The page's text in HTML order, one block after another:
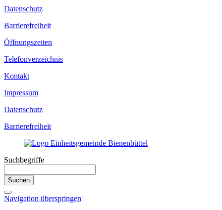
Datenschutz
Barrierefreiheit
Öffnungszeiten
Telefonverzeichnis
Kontakt
Impressum
Datenschutz
Barrierefreiheit
Suchbegriffe
Suchen
Navigation überspringen